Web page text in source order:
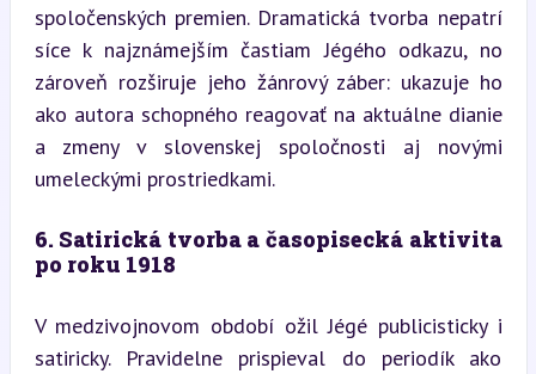
spoločenských premien. Dramatická tvorba nepatrí
síce k najznámejším častiam Jégého odkazu, no
zároveň rozširuje jeho žánrový záber: ukazuje ho
ako autora schopného reagovať na aktuálne dianie
a zmeny v slovenskej spoločnosti aj novými
umeleckými prostriedkami.
6. Satirická tvorba a časopisecká aktivita
po roku 1918
V medzivojnovom období ožil Jégé publicisticky i
satiricky. Pravidelne prispieval do periodík ako